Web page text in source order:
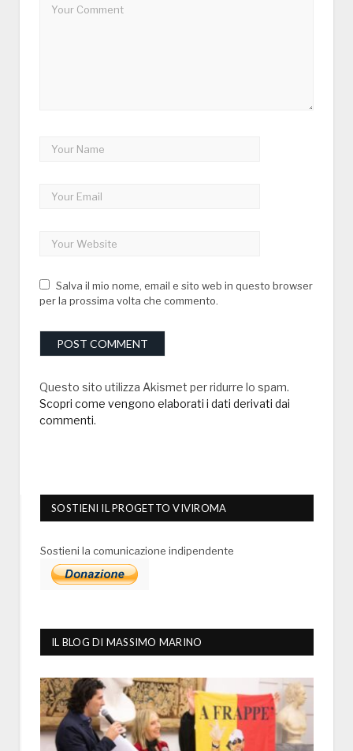
Salva il mio nome, email e sito web in questo browser
per la prossima volta che commento.
Questo sito utilizza Akismet per ridurre lo spam.
Scopri come vengono elaborati i dati derivati dai
commenti.
SOSTIENI IL PROGETTO VIVIROMA
Sostieni la comunicazione indipendente
IL BLOG DI MASSIMO MARINO